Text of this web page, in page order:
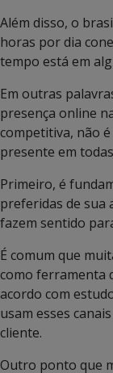
Além disso, o
horas por dia
tempo está em
Em outras
presença online
competitiva, não
presente em
Primeiro, é
preferidas de sua
fazem sentido
É comum que
como ferramenta
acordo com
usam esses
cliente.
Outro ponto que